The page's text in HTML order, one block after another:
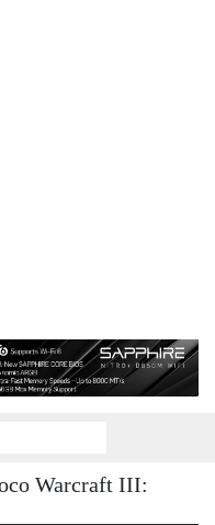
Warcraft III: